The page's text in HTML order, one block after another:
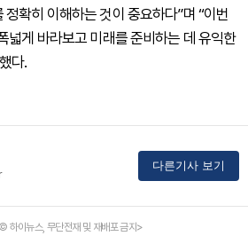
확히 이해하는 것이 중요하다”며 “이번
넓게 바라보고 미래를 준비하는 데 유익한
다.
다른기사 보기
하이뉴스, 무단전재 및 재배포 금지>